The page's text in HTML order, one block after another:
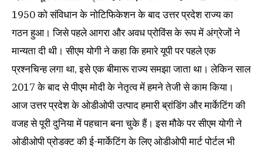
1950 को संविधान के नोटिफिकेशन के बाद उत्तर प्रदेश राज्य का
गठन हुआ। जिसे पहले आगरा और अवध प्रोविंस के रूप में अंग्रेजों ने
मान्यता दी थी। सीएम योगी ने कहा कि हमारे यूपी पर पहले एक
प्रश्नचिन्ह लगा था, इसे एक बीमारू राज्य समझा जाता था। लेकिन साल
2017 के बाद से पीएम मोदी के नेतृत्व में हमने तेजी से काम किया।
आज उत्तर प्रदेश के ओडीओपी उत्पाद हमारी ब्रांडिंग और मार्केटिंग की
वजह से पूरी दुनिया में पहचान बना चुके हैं। इस मौके पर सीएम योगी ने
ओडीओपी प्रोडक्ट की ई-मार्केटिंग के लिए ओडीओपी मार्ट पोर्टल भी